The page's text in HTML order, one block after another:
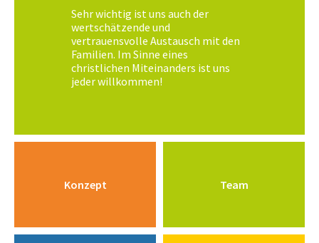
Sehr wichtig ist uns auch der
wertschätzende und
vertrauensvolle Austausch mit den
Familien. Im Sinne eines
christlichen Miteinanders ist uns
jeder willkommen!
Konzept Team